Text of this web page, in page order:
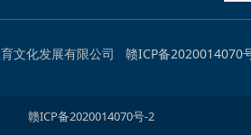
文化发展有限公司 赣ICP备2020014070
赣ICP备2020014070号-2